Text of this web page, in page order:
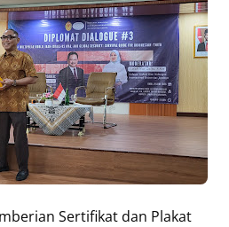
Sertifikat dan Plakat